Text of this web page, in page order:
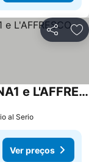
Partilhar
Livinn Bergamo LA MANSARDINA1 e L'AFFRESCO
al Serio
Ver preços